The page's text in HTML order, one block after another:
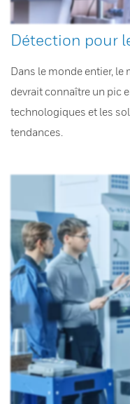
Détection pour
Dans le monde entier, le
devrait connaître un pic
technologiques et les
tendances.